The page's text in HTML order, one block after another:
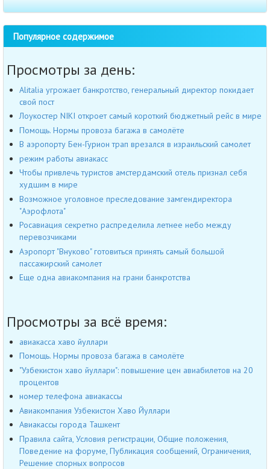
Популярное содержимое
Просмотры за день:
Alitalia угрожает банкротство, генеральный директор покидает
свой пост
Лоукостер NIKI откроет самый короткий бюджетный рейс в мире
Помощь. Нормы провоза багажа в самолёте
В аэропорту Бен-Гурион трап врезался в израильский самолет
режим работы авиакасс
Чтобы привлечь туристов амстердамский отель признал себя
худшим в мире
Возможное уголовное преследование замгендиректора
"Аэрофлота"
Росавиация секретно распределила летнее небо между
перевозчиками
Аэропорт "Внуково" готовиться принять самый большой
пассажирский самолет
Еще одна авиакомпания на грани банкротства
Просмотры за всё время:
авиакасса хаво йуллари
Помощь. Нормы провоза багажа в самолёте
"Узбекистон хаво йуллари": повышение цен авиабилетов на 20
процентов
номер телефона авиакассы
Авиакомпания Узбекистон Хаво Йуллари
Авиакассы города Ташкент
Правила сайта, Условия регистрации, Общие положения,
Поведение на форуме, Публикация сообщений, Ограничения,
Решение спорных вопросов